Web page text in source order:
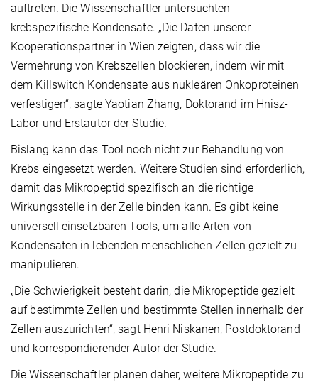
auftreten. Die Wissenschaftler untersuchten
krebspezifische Kondensate. „Die Daten unserer
Kooperationspartner in Wien zeigten, dass wir die
Vermehrung von Krebszellen blockieren, indem wir mit
dem Killswitch Kondensate aus nukleären Onkoproteinen
verfestigen“, sagte Yaotian Zhang, Doktorand im Hnisz-
Labor und Erstautor der Studie.
Bislang kann das Tool noch nicht zur Behandlung von
Krebs eingesetzt werden. Weitere Studien sind erforderlich,
damit das Mikropeptid spezifisch an die richtige
Wirkungsstelle in der Zelle binden kann. Es gibt keine
universell einsetzbaren Tools, um alle Arten von
Kondensaten in lebenden menschlichen Zellen gezielt zu
manipulieren.
„Die Schwierigkeit besteht darin, die Mikropeptide gezielt
auf bestimmte Zellen und bestimmte Stellen innerhalb der
Zellen auszurichten“, sagt Henri Niskanen, Postdoktorand
und korrespondierender Autor der Studie.
Die Wissenschaftler planen daher, weitere Mikropeptide zu